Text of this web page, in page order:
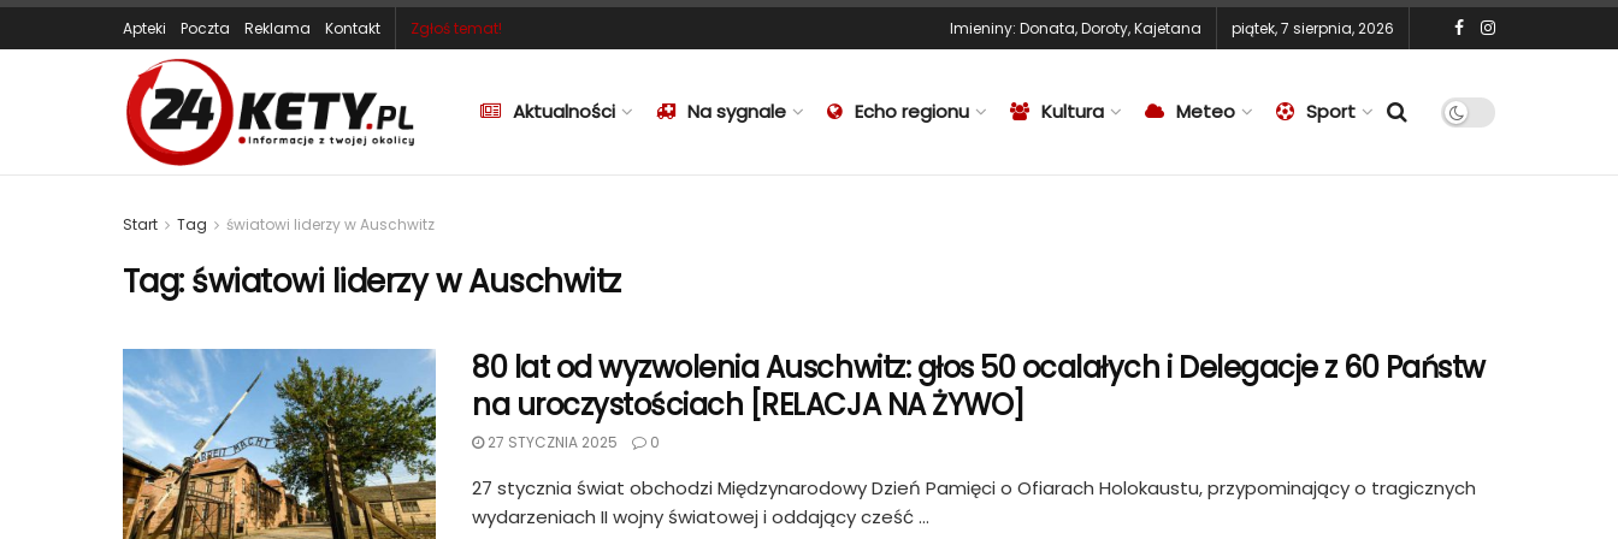
Apteki Poczta Reklama Kontakt Zgłoś temat! Imieniny: Donata,Doroty,Kajetana piątek, 7 sierpnia, 2026
Aktualności Na sygnale Echo regionu Kultura Meteo Sport
Start Tag światowi liderzy w Auschwitz
Tag:światowi liderzy w Auschwitz
80 lat od wyzwolenia Auschwitz: głos 50 ocalałych i Delegacje z 60 Państw
na uroczystościach [RELACJA NA ŻYWO]
27 STYCZNIA 2025 0
27 stycznia świat obchodzi Międzynarodowy Dzień Pamięci o Ofiarach Holokaustu, przypominający o tragicznych
wydarzeniach II wojny światowej i oddający cześć ...